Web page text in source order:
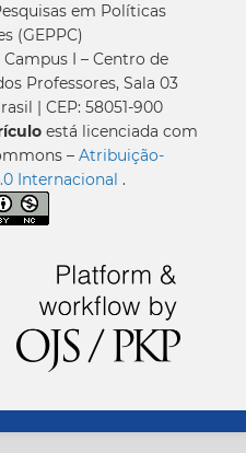
em Políticas
(GEPPC)
I – Centro de
Professores, Sala 03
| CEP: 58051-900
está licenciada com
– Atribuição-
Internacional .